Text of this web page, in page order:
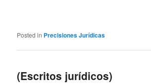
Posted in Precisiones Jurídicas
(Escritos jurídicos)